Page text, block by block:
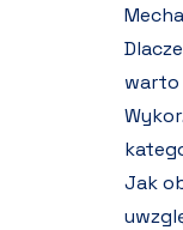
warto
Jak